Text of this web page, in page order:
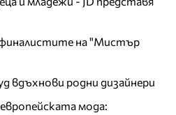
финалистите на "Мистър
вдъхнови родни дизайнери
мода: